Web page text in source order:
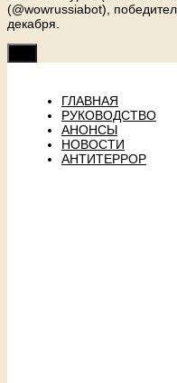
(@wowrussiabot),
декабря.
ГЛАВНАЯ
РУКОВОДСТВО
АНОНСЫ
НОВОСТИ
АНТИТЕРРОР